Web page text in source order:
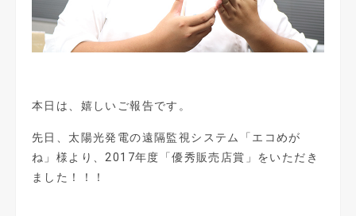
本日は、嬉しいご報告です。
先日、太陽光発電の遠隔監視システム「エコめが
ね」様より、2017年度「優秀販売店賞」をいただき
ました！！！